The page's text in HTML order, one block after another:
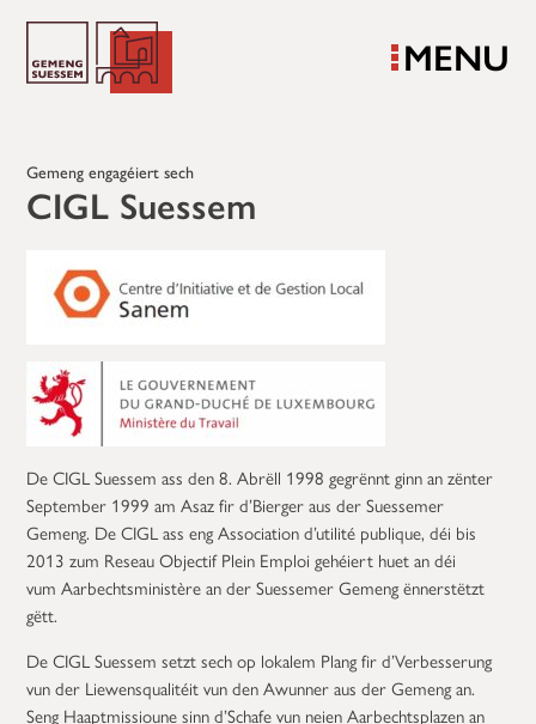
MENU
Gemeng engagéiert sech
CIGL Suessem
De CIGL Suessem ass den 8. Abrëll 1998 gegrënnt ginn an zënter
September 1999 am Asaz fir d’Bierger aus der Suessemer
Gemeng. De CIGL ass eng Association d’utilité publique, déi bis
2013 zum Reseau Objectif Plein Emploi gehéiert huet an déi
vum Aarbechtsministère an der Suessemer Gemeng ënnerstëtzt
gëtt.
De CIGL Suessem setzt sech op lokalem Plang fir d’Verbesserung
vun der Liewensqualitéit vun den Awunner aus der Gemeng an.
Seng Haaptmissioune sinn d’Schafe vun neien Aarbechtsplazen an